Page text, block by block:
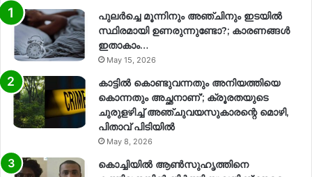
പുലർച്ചെ മൂന്നിനും അഞ്ചിനും ഇടയിൽ
സ്ഥിരമായി ഉണരുന്നുണ്ടോ?; കാരണങ്ങള്‍
ഇതാകാം…
May 15, 2026
കാട്ടിൽ കൊണ്ടുവന്നതും അനിയത്തിയെ
കൊന്നതും അച്ഛനാണ്’; ക്രൂരതയുടെ
ചുരുളഴിച്ച് അഞ്ചുവയസുകാരന്റെ മൊഴി,
പിതാവ് പിടിയിൽ
May 8, 2026
കൊച്ചിയിൽ ആൺസുഹൃത്തിനെ